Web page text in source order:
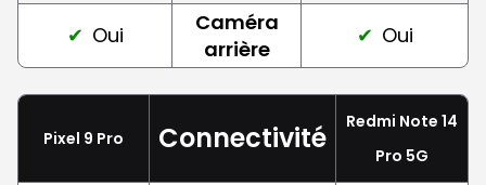
Oui
Caméra
arrière
Oui
Pixel 9 Pro Connectivité
Redmi Note 14
Pro 5G